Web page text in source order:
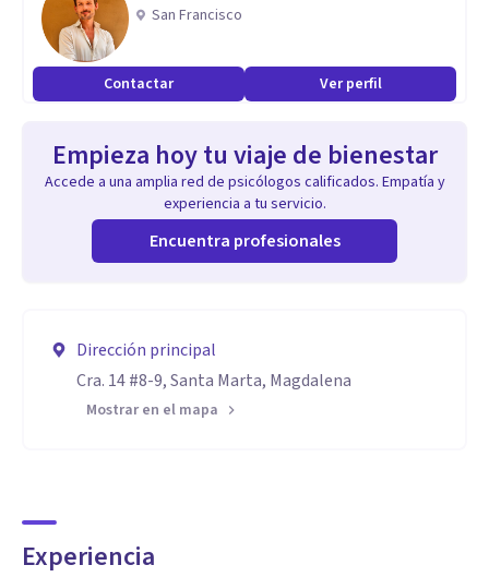
San Francisco
Contactar Ver perfil
Empieza hoy tu viaje de bienestar
Accede a una amplia red de psicólogos calificados. Empatía y
experiencia a tu servicio.
Encuentra profesionales
Dirección principal
Cra. 14 #8-9, Santa Marta, Magdalena
Mostrar en el mapa
Experiencia